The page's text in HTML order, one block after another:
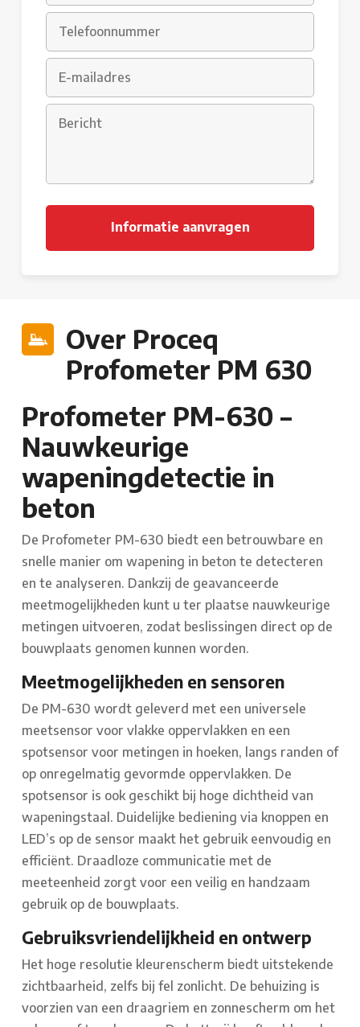
Over Proceq
Profometer PM 630
Profometer PM-630 –
Nauwkeurige
wapeningdetectie in
beton
De Profometer PM-630 biedt een betrouwbare en
snelle manier om wapening in beton te detecteren
en te analyseren. Dankzij de geavanceerde
meetmogelijkheden kunt u ter plaatse nauwkeurige
metingen uitvoeren, zodat beslissingen direct op de
bouwplaats genomen kunnen worden.
Meetmogelijkheden en sensoren
De PM-630 wordt geleverd met een universele
meetsensor voor vlakke oppervlakken en een
spotsensor voor metingen in hoeken, langs randen of
op onregelmatig gevormde oppervlakken. De
spotsensor is ook geschikt bij hoge dichtheid van
wapeningstaal. Duidelijke bediening via knoppen en
LED’s op de sensor maakt het gebruik eenvoudig en
efficiënt. Draadloze communicatie met de
meeteenheid zorgt voor een veilig en handzaam
gebruik op de bouwplaats.
Gebruiksvriendelijkheid en ontwerp
Het hoge resolutie kleurenscherm biedt uitstekende
zichtbaarheid, zelfs bij fel zonlicht. De behuizing is
voorzien van een draagriem en zonnescherm om het